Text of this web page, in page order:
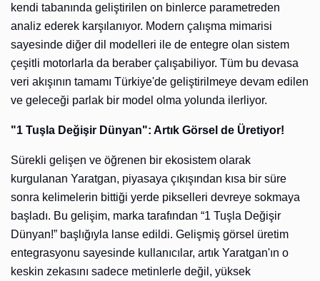
kendi tabanında geliştirilen on binlerce parametreden
analiz ederek karşılanıyor. Modern çalışma mimarisi
sayesinde diğer dil modelleri ile de entegre olan sistem
çeşitli motorlarla da beraber çalışabiliyor. Tüm bu devasa
veri akışının tamamı Türkiye'de geliştirilmeye devam edilen
ve geleceği parlak bir model olma yolunda ilerliyor.
"1 Tuşla Değişir Dünyan": Artık Görsel de Üretiyor!
Sürekli gelişen ve öğrenen bir ekosistem olarak
kurgulanan Yaratgan, piyasaya çıkışından kısa bir süre
sonra kelimelerin bittiği yerde pikselleri devreye sokmaya
başladı. Bu gelişim, marka tarafından “1 Tuşla Değişir
Dünyan!” başlığıyla lanse edildi. Gelişmiş görsel üretim
entegrasyonu sayesinde kullanıcılar, artık Yaratgan'ın o
keskin zekasını sadece metinlerle değil, yüksek